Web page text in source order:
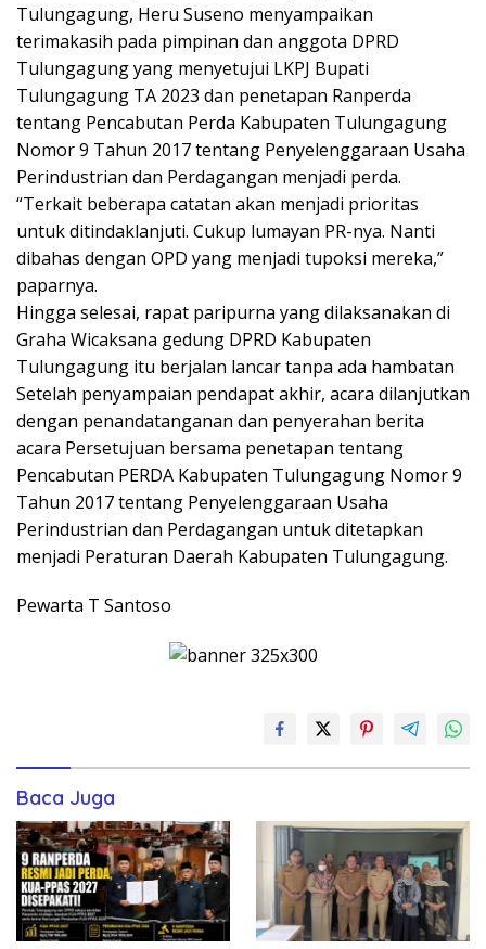
Tulungagung, Heru Suseno menyampaikan
terimakasih pada pimpinan dan anggota DPRD
Tulungagung yang menyetujui LKPJ Bupati
Tulungagung TA 2023 dan penetapan Ranperda
tentang Pencabutan Perda Kabupaten Tulungagung
Nomor 9 Tahun 2017 tentang Penyelenggaraan Usaha
Perindustrian dan Perdagangan menjadi perda.
“Terkait beberapa catatan akan menjadi prioritas
untuk ditindaklanjuti. Cukup lumayan PR-nya. Nanti
dibahas dengan OPD yang menjadi tupoksi mereka,”
paparnya.
Hingga selesai, rapat paripurna yang dilaksanakan di
Graha Wicaksana gedung DPRD Kabupaten
Tulungagung itu berjalan lancar tanpa ada hambatan
Setelah penyampaian pendapat akhir, acara dilanjutkan
dengan penandatanganan dan penyerahan berita
acara Persetujuan bersama penetapan tentang
Pencabutan PERDA Kabupaten Tulungagung Nomor 9
Tahun 2017 tentang Penyelenggaraan Usaha
Perindustrian dan Perdagangan untuk ditetapkan
menjadi Peraturan Daerah Kabupaten Tulungagung.
Pewarta T Santoso
Baca Juga